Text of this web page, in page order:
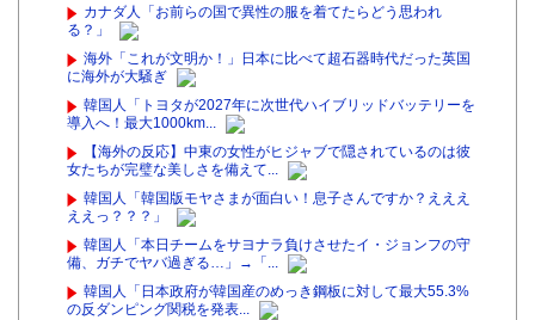
カナダ人「お前らの国で異性の服を着てたらどう思われ
る？」
海外「これが文明か！」日本に比べて超石器時代だった英国
に海外が大騒ぎ
韓国人「トヨタが2027年に次世代ハイブリッドバッテリーを
導入へ！最大1000km...
【海外の反応】中東の女性がヒジャブで隠されているのは彼
女たちが完璧な美しさを備えて...
韓国人「韓国版モヤさまが面白い！息子さんですか？えええ
ええっ？？？」
韓国人「本日チームをサヨナラ負けさせたイ・ジョンフの守
備、ガチでヤバ過ぎる…」→「...
韓国人「日本政府が韓国産のめっき鋼板に対して最大55.3%
の反ダンピング関税を発表...